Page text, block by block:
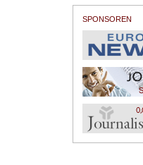
SPONSOREN